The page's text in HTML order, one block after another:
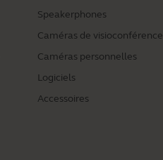
Speakerphones
Caméras de visioconférence
Caméras personnelles
Logiciels
Accessoires